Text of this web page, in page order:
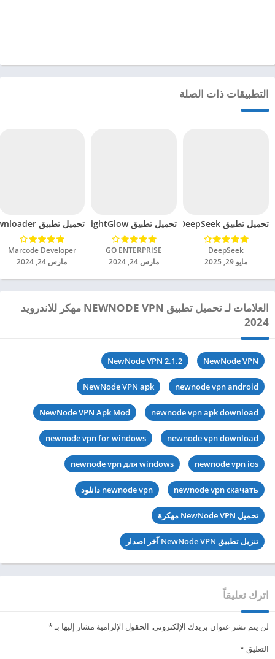
التطبيقات ذات الصلة
تحميل تطبيق DeepSeek مهكر للاندرويد 2025
DeepSeek‏
مايو 29, 2025
تحميل تطبيق BrightGlow مهكر للاندرويد 2024
GO ENTERPRISE‏
مارس 24, 2024
تحميل تطبيق mp4 video downloader مهكر للاندرويد 2024
Marcode Developer‏
مارس 24, 2024
العلامات لـ تحميل تطبيق NEWNODE VPN مهكر للاندرويد
2024
NewNode VPN
NewNode VPN 2.1.2
newnode vpn android
NewNode VPN apk
newnode vpn apk download
NewNode VPN Apk Mod
newnode vpn download
newnode vpn for windows
newnode vpn ios
newnode vpn для windows
newnode vpn скачать newnode vpn دانلود
تحميل NewNode VPN مهكرة
تنزيل تطبيق NewNode VPN آخر اصدار
اترك تعليقاً
لن يتم نشر عنوان بريدك الإلكتروني. الحقول الإلزامية مشار إليها بـ*
التعليق*